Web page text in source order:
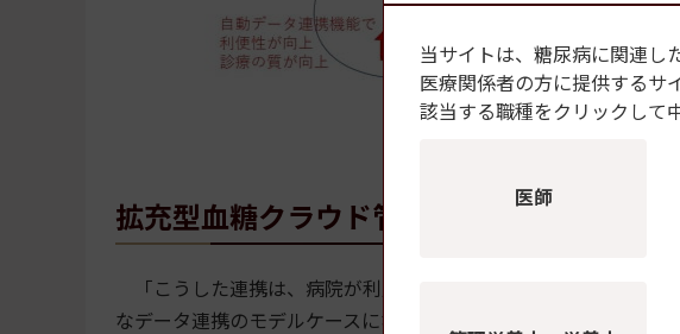
拡充型血糖クラウド管理システムの導入に
「こうした連携は、病院が利用するシステムがハブとなり、各
なデータ連携のモデルケースになりうると考えており、このよう
当サイトは、糖尿病に関連し
医療関係者の方に提供するサ
該当する職種をクリックして
医師